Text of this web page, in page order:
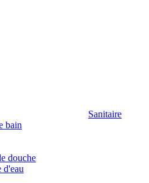
Sanitaire
bain
douche
d'eau